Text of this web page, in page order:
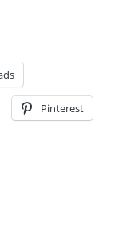
Pinterest